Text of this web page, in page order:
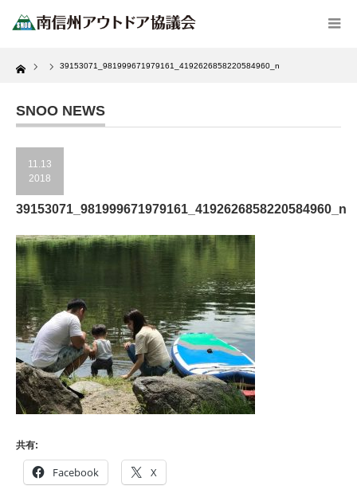
Home 39153071_981999671979161_4192626858220584960_n
SNOO NEWS
11.13
2018
39153071_981999671979161_4192626858220584960_n
共有:
Facebook X